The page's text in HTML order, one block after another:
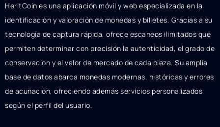
HeritCoin es una aplicación móvil y web especializada en la
identificación y valoración de monedas y billetes. Gracias a su
tecnología de captura rápida, ofrece escaneos ilimitados que
permiten determinar con precisión la autenticidad, el grado de
conservación y el valor de mercado de cada pieza. Su amplia
base de datos abarca monedas modernas, históricas y errores
de acuñación, ofreciendo además servicios personalizados
según el perfil del usuario.